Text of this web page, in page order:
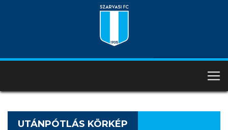
UTÁNPÓTLÁS KÖRKÉP